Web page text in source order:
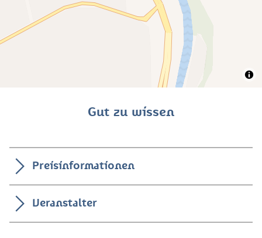
Gut zu wissen
Preisinformationen
Veranstalter